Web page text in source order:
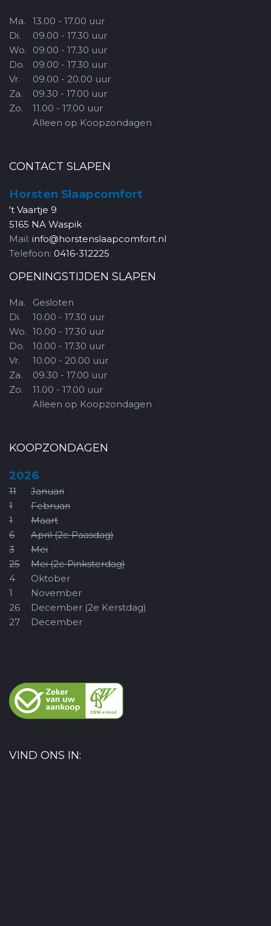
Ma.
Di.
Wo.
Do.
Vr.
Za.
Zo.
13.00 - 17.00 uur
09.00 - 17.30 uur
09.00 - 17.30 uur
09.00 - 17.30 uur
09.00 - 20.00 uur
09.30 - 17.00 uur
11.00 - 17.00 uur
Alleen op Koopzondagen
CONTACT SLAPEN
Horsten Slaapcomfort
't Vaartje 9
5165 NA Waspik
Mail: info@horstenslaapcomfort.nl
Telefoon: 0416-312225
OPENINGSTIJDEN SLAPEN
Ma.
Di.
Wo.
Do.
Vr.
Za.
Zo.
Gesloten
10.00 - 17.30 uur
10.00 - 17.30 uur
10.00 - 17.30 uur
10.00 - 20.00 uur
09.30 - 17.00 uur
11.00 - 17.00 uur
Alleen op Koopzondagen
KOOPZONDAGEN
2026
11
Januari
1
Februari
1
Maart
6
April (2e Paasdag)
3
Mei
25
Mei (2e Pinksterdag)
4
Oktober
1
November
26
December (2e Kerstdag)
27
December
VIND ONS IN: